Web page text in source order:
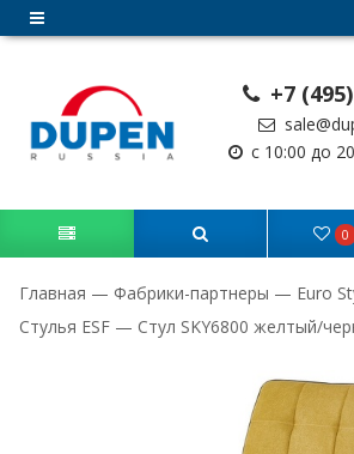
+7
с 10:00 до
0
Главная — Фабрики-партнеры — Euro
Стулья ESF — Стул SKY6800 желтый/